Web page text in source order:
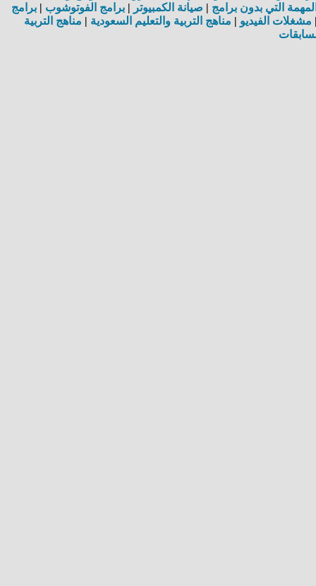
التي بدون برامج | صيانة الكمبيوتر |برامج الفوتوشوب |برامج
مشغلات الفيديو | مناهج التربية والتعليم السعودية | مناهج التربية